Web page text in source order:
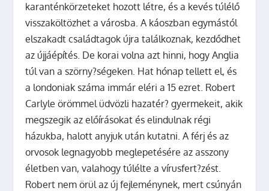
karanténkörzeteket hozott létre, és a kevés túlélő
visszaköltözhet a városba. A káoszban egymástól
elszakadt családtagok újra találkoznak, kezdődhet
az újjáépítés. De korai volna azt hinni, hogy Anglia
túl van a szörny?ségeken. Hat hónap tellett el, és
a londoniak száma immár eléri a 15 ezret. Robert
Carlyle örömmel üdvözli hazatér? gyermekeit, akik
megszegik az előírásokat és elindulnak régi
házukba, halott anyjuk után kutatni. A férj és az
orvosok legnagyobb meglepetésére az asszony
életben van, valahogy túlélte a vírusfert?zést.
Robert nem örül az új fejleménynek, mert csúnyán